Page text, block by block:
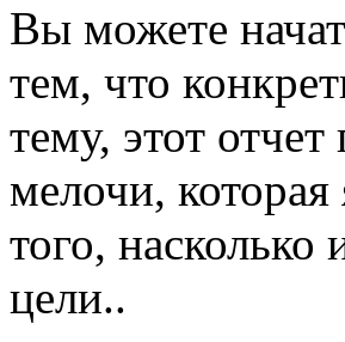
Вы можете
тем, что
тему, этот
мелочи,
того, насколько
цели..